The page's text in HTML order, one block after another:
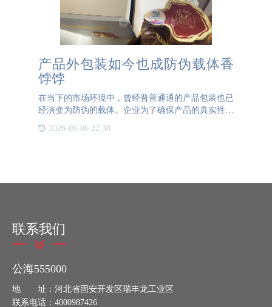
产品外包装如今也成防伪载体香
饽饽
在当下的市场环境中，曾经普普通通的产品包装也已
经演变为防伪的载体。企业为了确保产品的真实性和
防止假冒，不仅在产品本身上贴附防伪标签，还在外
包装上采取了多层次的防伪措施。一种常见且高效的
2026-06-06 22:38
联系我们
公海555000
地 址：河北省固安开发区瑞丰龙工业区
联系电话：4000987426